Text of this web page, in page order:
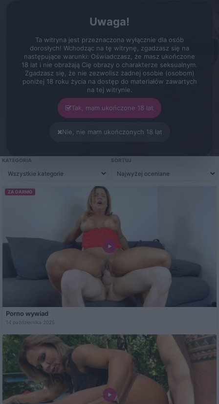
Uwaga!
Ta witryna jest przeznaczona wyłącznie dla osób
dorosłych! Wchodząc na tę witrynę, zgadzasz się na
następujące warunki: Oświadczasz, że masz ukończone
18 lat i nie obrażają Cię obrazy o charakterze seksualnym.
Zgadzasz się, że nie zezwolisz żadnej osobie (osobom)
poniżej 18 roku życia na dostęp do materiałów zawartych
na tej witrynie.
Tak, mam ukończone 18 lat
Nie, nie mam ukończonych 18 lat
FILMY EROT.PL
Najwyżej oceniane
Najwyżej oceniane filmy w serwisie. Zestawienie
pomaga szybko znaleźć produkcje najlepiej przyjęte
przez użytkowników.
307 filmów w katalogu Sortowanie: Najwyżej oceniane
KATEGORIA SORTUJ
ZA DARMO
Porno wywiad
14 października 2025